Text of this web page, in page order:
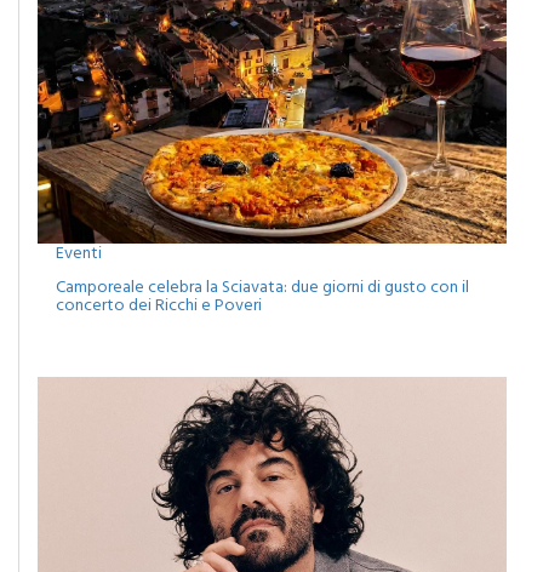
Eventi
Camporeale celebra la Sciavata: due giorni di gusto con il
concerto dei Ricchi e Poveri